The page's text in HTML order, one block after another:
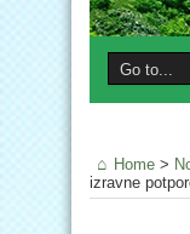
Home >
izravne